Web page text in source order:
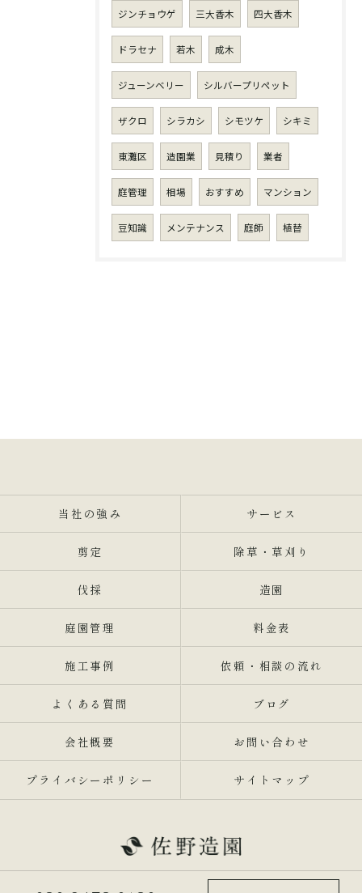
ジンチョウゲ 三大香木 四大香木
ドラセナ 若木 成木
ジューンベリー シルバープリペット
ザクロ シラカシ シモツケ シキミ
東灘区 造園業 見積り 業者
庭管理 相場 おすすめ マンション
豆知識 メンテナンス 庭師 植替
当社の強み サービス
剪定 除草・草刈り
伐採 造園
庭園管理 料金表
施工事例 依頼・相談の流れ
よくある質問 ブログ
会社概要 お問い合わせ
プライバシーポリシー サイトマップ